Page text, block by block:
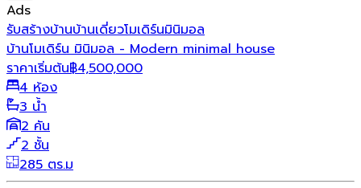
Ads
รับสร้างบ้านบ้านเดี่ยวโมเดิร์นมินิมอล
บ้านโมเดิร์น มินิมอล - Modern minimal house
ราคาเริ่มต้น฿4,500,000
4 ห้อง
3 น้ำ
2 คัน
2 ชั้น
285 ตร.ม